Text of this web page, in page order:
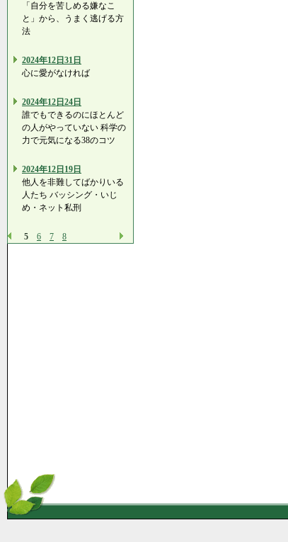
「自分を苦しめる嫌なこ
と」から、うまく逃げる方
法
2024年12日31日
心に愛がなければ
2024年12日24日
誰でもできるのにほとんど
の人がやっていない 科学の
力で元気になる38のコツ
2024年12日19日
他人を非難してばかりいる
人たち バッシング・いじ
め・ネット私刑
5 6 7 8